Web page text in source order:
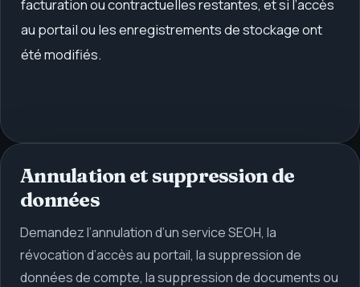
facturation ou contractuelles restantes, et si l’accès
au portail ou les enregistrements de stockage ont
été modifiés.
Annulation et suppression de
données
Demandez l’annulation d’un service SEOH, la
révocation d’accès au portail, la suppression de
données de compte, la suppression de documents ou